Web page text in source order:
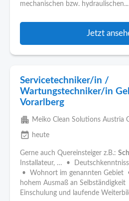
mechanischen bzw. hydraulischen...
Jetzt
Servicetechniker/in /
Wartungstechniker/in
Vorarlberg
apartment Meiko Clean Solutions Austria
event_available heute
Gerne auch Quereinsteiger z.B.:
Installateur, … •
• Wohnort im genannten Gebiet
hohem Ausmaß an
Einschulung und laufende